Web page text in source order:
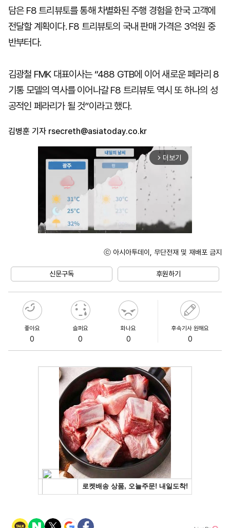
담은 F8 트리뷰토를 통해 차별화된 주행 경험을 한국 고객에
전달할 계획이다. F8 트리뷰토의 국내 판매 가격은 3억원 중
반부터다.
김광철 FMK 대표이사는 “488 GTB에 이어 새로운 페라리 8
기통 모델의 역사를 이어나갈 F8 트리뷰토 역시 또 하나의 성
공적인 페라리가 될 것”이라고 했다.
김병훈 기자 rsecreth@asiatoday.co.kr
arrow_forward_ios 더보기
ⓒ 아시아투데이, 무단전재 및 재배포 금지
신문구독 후원하기
좋아요
0
슬퍼요
0
화나요
0
후속기사 원해요
0